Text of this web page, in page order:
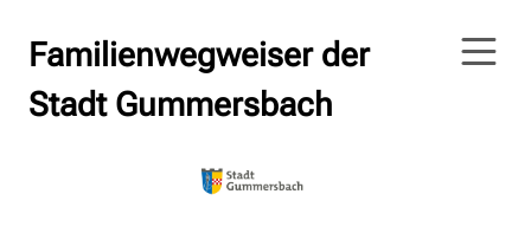
Familienwegweiser der
Stadt Gummersbach